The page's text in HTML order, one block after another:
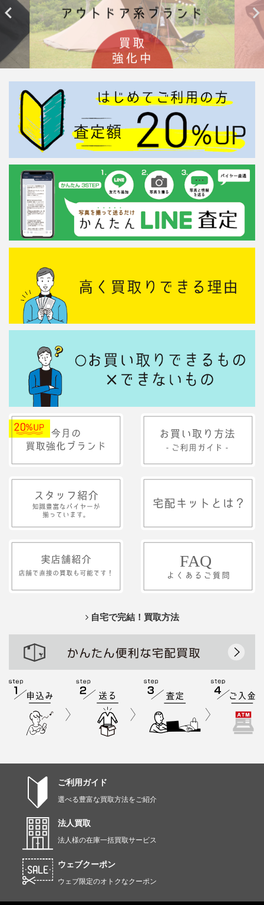
 
自宅で完結！買取方法
ご利用ガイド
選べる豊富な買取方法をご紹介
法人買取
法人様の在庫一括買取サービス
ウェブクーポン
ウェブ限定のオトクなクーポン